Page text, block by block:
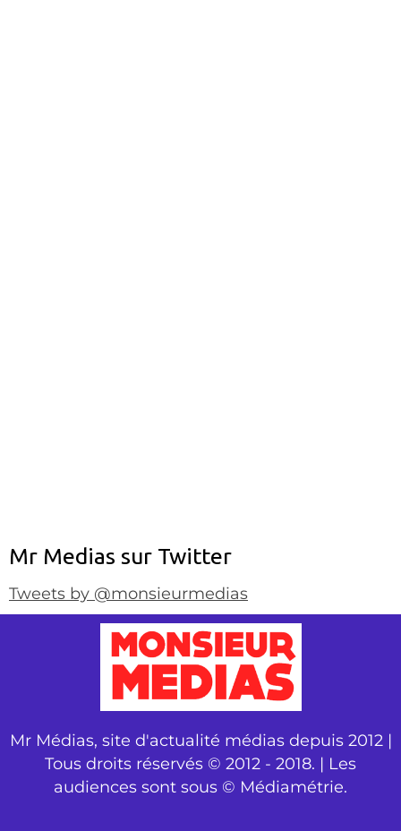
Mr Medias sur Twitter
Tweets by @monsieurmedias
Mr Médias, site d'actualité médias depuis 2012 |
Tous droits réservés © 2012 - 2018. | Les
audiences sont sous © Médiamétrie.